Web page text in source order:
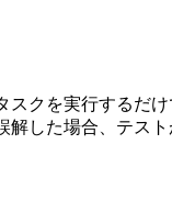
クを実行するだ
した場合、テス